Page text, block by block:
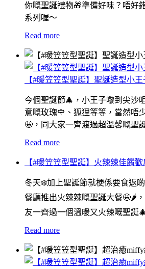
你嘅聖誕禮物🎁準備好味？唔好
系列喔～
Read more
【#暖笠笠型聖誕】聖誕造型小
今個聖誕節🎄，小王子嚟到尖沙
意嘅玫瑰🌹、狐狸等等，當然唔
🤩，同大家一齊渡過超溫馨嘅聖
Read more
【#暖笠笠型聖誕】火辣辣佳餚
冬天❄️加上聖誕節就梗係要食返
餐廳推出火辣辣嘅聖誕大餐🤩🌶
友一齊過一個溫暖又火辣嘅聖誕
Read more